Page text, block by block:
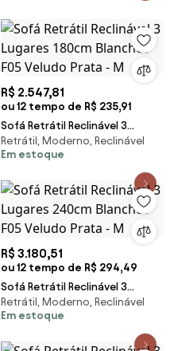
R$ 2.547,81
ou 12 tempo de R$ 235,91
Sofá Retrátil Reclinável 3
Lugares 180cm Blanches F05
Veludo Prata - M
Retrátil, Moderno, Reclinável
Em estoque
R$ 3.180,51
ou 12 tempo de R$ 294,49
Sofá Retrátil Reclinável 3
Lugares 240cm Blanches F05
Veludo Prata - M
Retrátil, Moderno, Reclinável
Em estoque